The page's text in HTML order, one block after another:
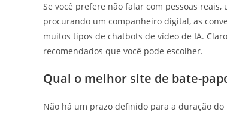
Se você prefere não falar com pessoas
procurando um companheiro digital, as
muitos tipos de chatbots de vídeo de IA.
recomendados que você pode escolher.
Qual o melhor site de bate-
Não há um prazo definido para a duração